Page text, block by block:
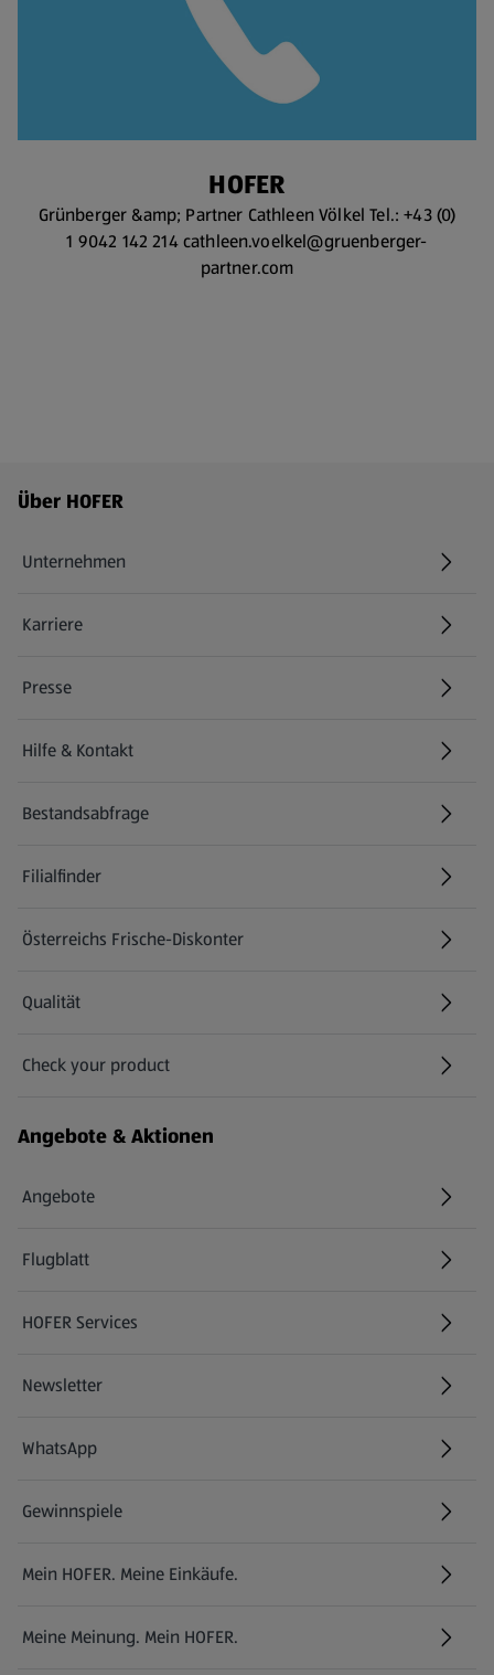
HOFER
Grünberger &amp; Partner Cathleen Völkel Tel.: +43 (0)
1 9042 142 214 cathleen.voelkel@gruenberger-
partner.com
Fußzeilenmenü - weitere Links
Über HOFER
Unternehmen
Karriere
(öffnet in einem neuen Tab)
Presse
Hilfe & Kontakt
(öffnet in einem neuen Tab)
Bestandsabfrage
(öffnet in einem neuen Tab)
Filialfinder
Österreichs Frische-Diskonter
Qualität
Check your product
(öffnet in einem neuen Tab)
Angebote & Aktionen
Angebote
Flugblatt
HOFER Services
Newsletter
WhatsApp
Gewinnspiele
Mein HOFER. Meine Einkäufe.
Meine Meinung. Mein HOFER.